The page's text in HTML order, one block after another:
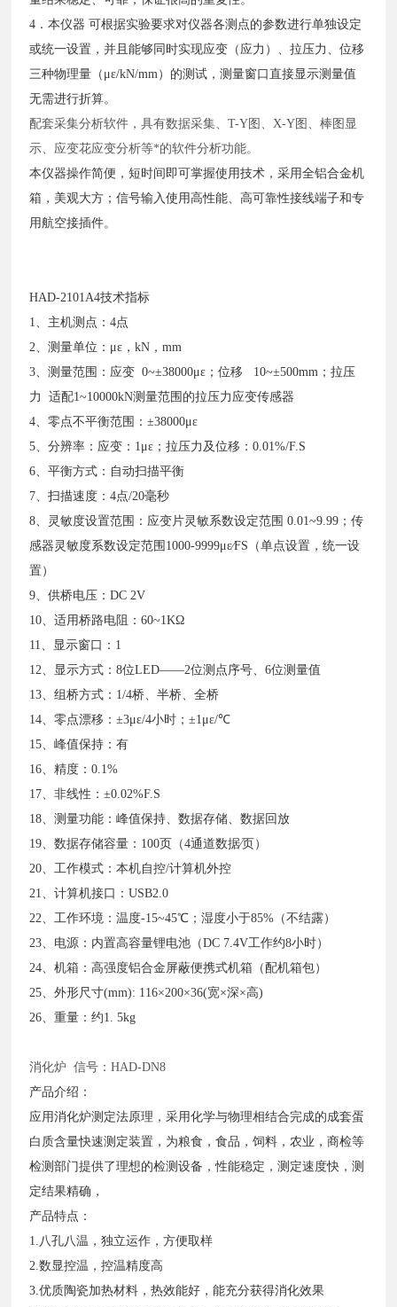
4．本仪器 可根据实验要求对仪器各测点的参数进行单独设定
或统一设置，并且能够同时实现应变（应力）、拉压力、位移
三种物理量（με/kN/mm）的测试，测量窗口直接显示测量值
无需进行折算。
配套采集分析软件，具有数据采集、T-Y图、X-Y图、棒图显
示、应变花应变分析等*的软件分析功能。
本仪器操作简便，短时间即可掌握使用技术，采用全铝合金机
箱，美观大方；信号输入使用高性能、高可靠性接线端子和专
用航空接插件。
HAD-2101A4技术指标
1、主机测点：4点
2、测量单位：με，kN，mm
3、测量范围：应变 0~±38000με；位移 10~±500mm；拉压
力 适配1~10000kN测量范围的拉压力应变传感器
4、零点不平衡范围：±38000με
5、分辨率：应变：1με；拉压力及位移：0.01%/F.S
6、平衡方式：自动扫描平衡
7、扫描速度：4点/20毫秒
8、灵敏度设置范围：应变片灵敏系数设定范围 0.01~9.99；传
感器灵敏度系数设定范围1000-9999με∕FS（单点设置，统一设
置）
9、供桥电压：DC 2V
10、适用桥路电阻：60~1KΩ
11、显示窗口：1
12、显示方式：8位LED——2位测点序号、6位测量值
13、组桥方式：1/4桥、半桥、全桥
14、零点漂移：±3με/4小时；±1με/℃
15、峰值保持：有
16、精度：0.1%
17、非线性：±0.02%F.S
18、测量功能：峰值保持、数据存储、数据回放
19、数据存储容量：100页（4通道数据∕页）
20、工作模式：本机自控/计算机外控
21、计算机接口：USB2.0
22、工作环境：温度-15~45℃；湿度小于85%（不结露）
23、电源：内置高容量锂电池（DC 7.4V工作约8小时）
24、机箱：高强度铝合金屏蔽便携式机箱（配机箱包）
25、外形尺寸(mm): 116×200×36(宽×深×高)
26、重量：约1. 5kg
消化炉 信号：HAD-DN8
产品介绍：
应用消化炉测定法原理，采用化学与物理相结合完成的成套蛋
白质含量快速测定装置，为粮食，食品，饲料，农业，商检等
检测部门提供了理想的检测设备，性能稳定，测定速度快，测
定结果精确，
产品特点：
1.八孔八温，独立运作，方便取样
2.数显控温，控温精度高
3.优质陶瓷加热材料，热效能好，能充分获得消化效果